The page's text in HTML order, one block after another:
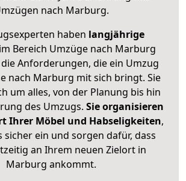
nach Marburg.
haben langjährige
im Bereich Umzüge nach Marburg
Anforderungen, die ein Umzug
nach Marburg mit sich bringt. Sie
um alles, von der Planung bis hin
des Umzugs. Sie organisieren
Ihrer Möbel und Habseligkeiten,
sicher ein und sorgen dafür, dass
an Ihrem neuen Zielort in
Marburg ankommt.